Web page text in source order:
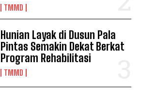
TMMD
Hunian Layak di Dusun Pala
Pintas Semakin Dekat Berkat
Program Rehabilitasi
TMMD